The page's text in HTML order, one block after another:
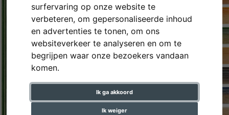
surfervaring op onze website te
verbeteren, om gepersonaliseerde inhoud
en advertenties te tonen, om ons
websiteverkeer te analyseren en om te
begrijpen waar onze bezoekers vandaan
komen.
Ik ga akkoord
Ik weiger
Terug